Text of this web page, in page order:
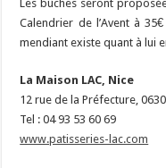
Les bûches seront
Calendrier de l’Avent à
mendiant existe quant à lui
La Maison LAC, Nice
12 rue de la Préfecture,
Tel : 04 93 53 60 69
www.patisseries-lac.com